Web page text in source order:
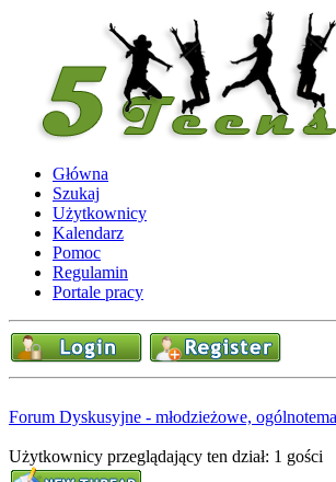
Główna
Szukaj
Użytkownicy
Kalendarz
Pomoc
Regulamin
Portale pracy
Forum Dyskusyjne - młodzieżowe,
Użytkownicy przeglądający ten dział: 1 gości